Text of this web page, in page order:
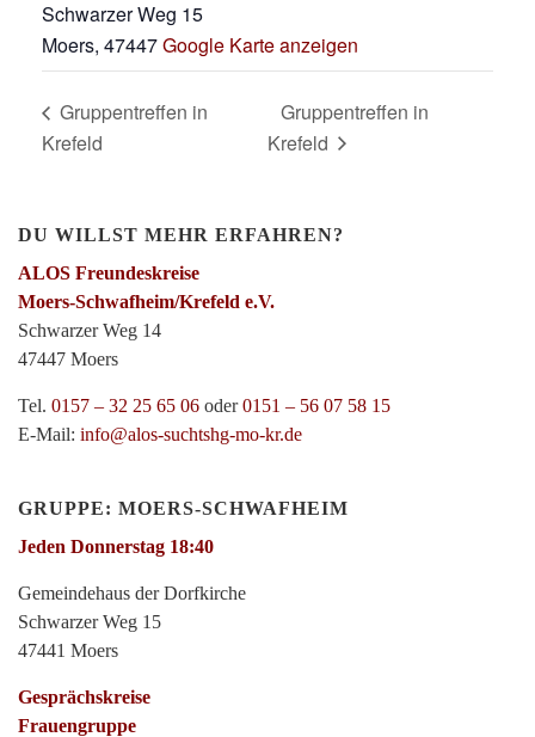
Schwarzer Weg 15
Moers, 47447Google Karte anzeigen
Gruppentreffen in
Krefeld
Gruppentreffen in
Krefeld
DU WILLST MEHR ERFAHREN?
ALOS Freundeskreise
Moers-Schwafheim/Krefeld e.V.
Schwarzer Weg 14
47447 Moers
Tel. 0157 – 32 25 65 06 oder0151 – 56 07 58 15
E-Mail: info@alos-suchtshg-mo-kr.de
GRUPPE: MOERS-SCHWAFHEIM
Jeden Donnerstag 18:40
Gemeindehaus der Dorfkirche
Schwarzer Weg 15
47441 Moers
Gesprächskreise
Frauengruppe